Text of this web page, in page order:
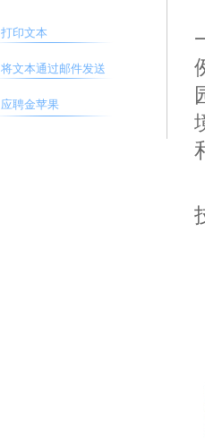
打印文本
将文本通过邮件发送
应聘金苹果